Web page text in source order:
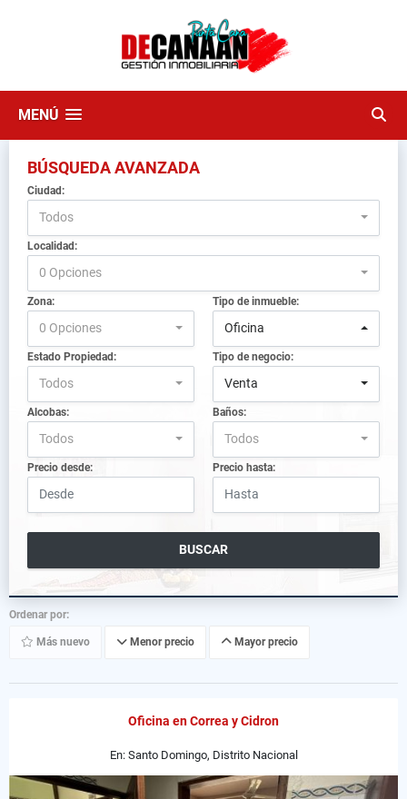
MENÚ
BÚSQUEDA AVANZADA
Ciudad:
Todos
Localidad:
0 Opciones
Zona:
0 Opciones
Tipo de inmueble:
Oficina
Estado Propiedad:
Todos
Tipo de negocio:
Venta
Alcobas:
Todos
Baños:
Todos
Precio desde: Precio hasta:
BUSCAR
Ordenar por:
Más nuevo Menor precio Mayor precio
Oficina en Correa y Cidron
En: Santo Domingo, Distrito Nacional